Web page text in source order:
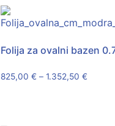
Folija za ovalni bazen
825,00 € – 1.352,50 €